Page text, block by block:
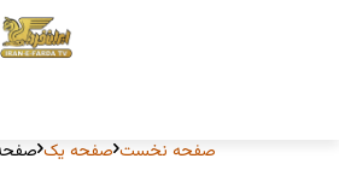
صفحه نخست صفحه یک صفحه